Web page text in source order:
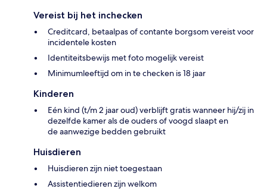
Vereist bij het inchecken
Creditcard, betaalpas of contante borgsom vereist voor
incidentele kosten
Identiteitsbewijs met foto mogelijk vereist
Minimumleeftijd om in te checken is 18 jaar
Kinderen
Eén kind (t/m 2 jaar oud) verblijft gratis wanneer hij/zij in
dezelfde kamer als de ouders of voogd slaapt en
de aanwezige bedden gebruikt
Huisdieren
Huisdieren zijn niet toegestaan
Assistentiedieren zijn welkom